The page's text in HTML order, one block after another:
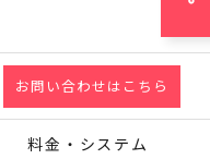
お問い合わせはこちら
料金・システム